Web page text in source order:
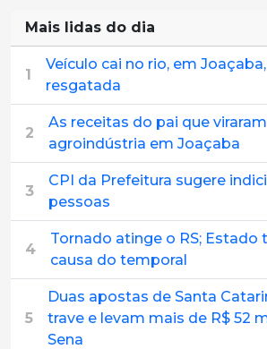
Mais lidas do dia
1
Veículo cai no rio, em
resgatada
2
As receitas do pai que
agroindústria em Joaçaba
3
CPI da Prefeitura sugere
pessoas
4
Tornado atinge o RS; Estado
causa do temporal
5
Duas apostas de Santa
trave e levam mais de R$ 52
Sena